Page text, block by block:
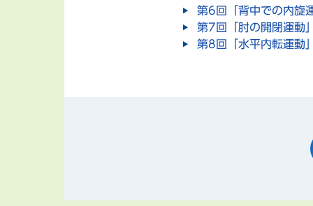
第6回「背中での内旋
第7回「肘の開閉運動
第8回「水平内転運動